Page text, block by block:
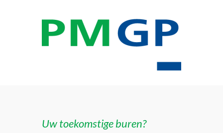
Uw toekomstige buren?